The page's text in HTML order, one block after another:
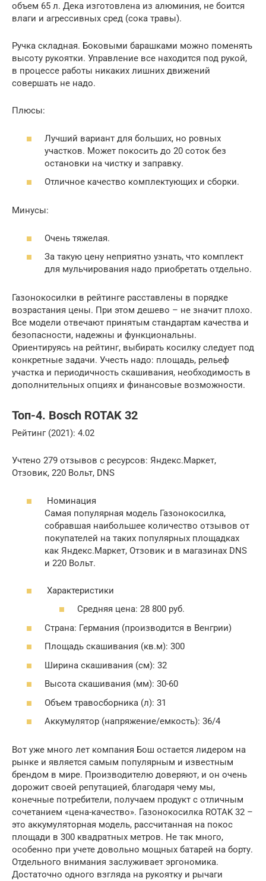
объем 65 л. Дека изготовлена из алюминия, не боится
влаги и агрессивных сред (сока травы).
Ручка складная. Боковыми барашками можно поменять
высоту рукоятки. Управление все находится под рукой,
в процессе работы никаких лишних движений
совершать не надо.
Плюсы:
Лучший вариант для больших, но ровных
участков. Может покосить до 20 соток без
остановки на чистку и заправку.
Отличное качество комплектующих и сборки.
Минусы:
Очень тяжелая.
За такую цену неприятно узнать, что комплект
для мульчирования надо приобретать отдельно.
Газонокосилки в рейтинге расставлены в порядке
возрастания цены. При этом дешево – не значит плохо.
Все модели отвечают принятым стандартам качества и
безопасности, надежны и функциональны.
Ориентируясь на рейтинг, выбирать косилку следует под
конкретные задачи. Учесть надо: площадь, рельеф
участка и периодичность скашивания, необходимость в
дополнительных опциях и финансовые возможности.
Топ-4. Bosch ROTAK 32
Рейтинг (2021): 4.02
Учтено 279 отзывов с ресурсов: Яндекс.Маркет,
Отзовик, 220 Вольт, DNS
Номинация
Самая популярная модель Газонокосилка,
собравшая наибольшее количество отзывов от
покупателей на таких популярных площадках
как Яндекс.Маркет, Отзовик и в магазинах DNS
и 220 Вольт.
Характеристики
Средняя цена: 28 800 руб.
Страна: Германия (производится в Венгрии)
Площадь скашивания (кв.м): 300
Ширина скашивания (см): 32
Высота скашивания (мм): 30-60
Объем травосборника (л): 31
Аккумулятор (напряжение/емкость): 36/4
Вот уже много лет компания Бош остается лидером на
рынке и является самым популярным и известным
брендом в мире. Производителю доверяют, и он очень
дорожит своей репутацией, благодаря чему мы,
конечные потребители, получаем продукт с отличным
сочетанием «цена-качество». Газонокосилка ROTAK 32 –
это аккумуляторная модель, рассчитанная на покос
площади в 300 квадратных метров. Не так много,
особенно при учете довольно мощных батарей на борту.
Отдельного внимания заслуживает эргономика.
Достаточно одного взгляда на рукоятку и рычаги